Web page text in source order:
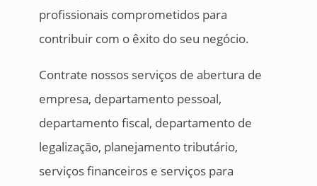
profissionais comprometidos para
contribuir com o êxito do seu negócio.
Contrate nossos serviços de abertura de
empresa, departamento pessoal,
departamento fiscal, departamento de
legalização, planejamento tributário,
serviços financeiros e serviços para